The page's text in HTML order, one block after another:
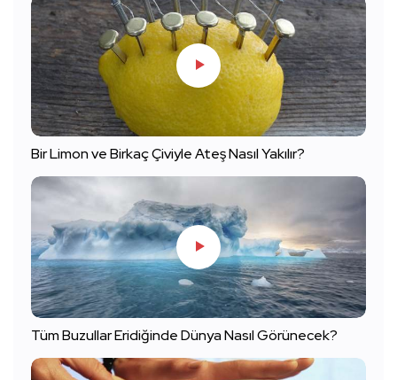
Bir Limon ve Birkaç Çiviyle Ateş Nasıl Yakılır?
Tüm Buzullar Eridiğinde Dünya Nasıl Görünecek?